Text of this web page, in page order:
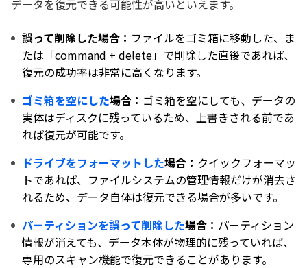
データを復元できる可能性が高いといえます。
誤って削除した場合： ファイルをゴミ箱に移動した、ま
たは「command + delete」で削除した直後であれば、
復元の成功率は非常に高くなります。
ゴミ箱を空にした場合： ゴミ箱を空にしても、データの
実体はディスクに残っているため、上書きされる前であ
れば復元が可能です。
ドライブをフォーマットした場合： クイックフォーマッ
トであれば、ファイルシステムの管理情報だけが消去さ
れるため、データ自体は復元できる場合が多いです。
パーティションを誤って削除した場合： パーティション
情報が消えても、データ本体が物理的に残っていれば、
専用のスキャン機能で復元できることがあります。